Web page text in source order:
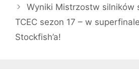
Wyniki Mistrzostw silników
TCEC sezon 17 – w
Stockfish’a!